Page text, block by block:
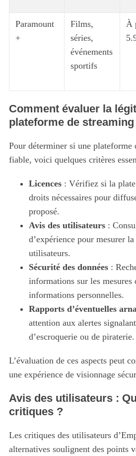
Paramount
+
Films,
séries,
événements
sportifs
À
Comment évaluer la
plateforme de streaming
Pour déterminer si une plateforme
fiable, voici quelques critères
Licences: Vérifiez si la
droits nécessaires pour
proposé.
Avis des utilisateurs:
d’expérience pour mesurer
utilisateurs.
Sécurité des données:
informations sur les mesures
informations personnelles.
Rapports d’éventuelles
attention aux alertes
d’escroquerie ou de piraterie.
L’évaluation de ces aspects peut
une expérience de visionnage
Avis des utilisateurs :
critiques ?
Les critiques des utilisateurs
alternatives soulignent des points